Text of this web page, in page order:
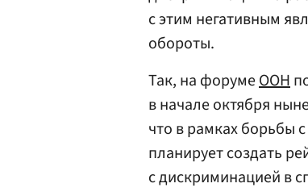
с этим негативным
обороты.
Так, на форумеООН
в начале октября
что в рамках борьбы
планирует создать
с дискриминацией в